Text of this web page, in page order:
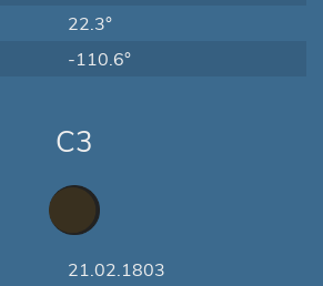
22.3°
-110.6°
C3
21.02.1803